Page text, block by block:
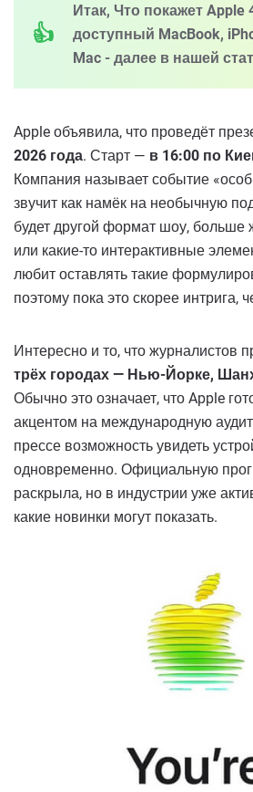
Итак, Что покажет Apple
доступный MacBook,
Mac - далее в нашей
Apple объявила, что проведёт
2026 года. Старт — в 16:00 по
Компания называет событие
звучит как намёк на необычную
будет другой формат шоу, больше
или какие-то интерактивные
любит оставлять такие
поэтому пока это скорее интрига,
Интересно и то, что журналистов
трёх городах — Нью-Йорке,
Обычно это означает, что Apple
акцентом на международную
прессе возможность увидеть
одновременно. Официальную
раскрыла, но в индустрии уже
какие новинки могут показать.